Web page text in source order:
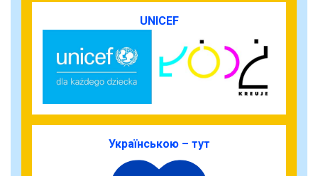
UNICEF
Українською – тут